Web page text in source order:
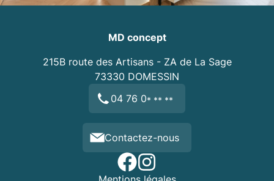
MD concept
215B route des Artisans - ZA de La Sage
73330 DOMESSIN
04 76 0* ** **
Contactez-nous